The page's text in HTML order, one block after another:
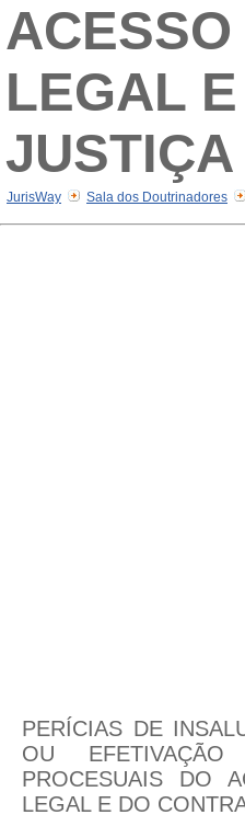
LEGAL
JurisWay Sala dos Doutrinadores
PERÍCIAS DE
OU EFETIVAÇÃO
PROCESUAIS DO
LEGAL E DO